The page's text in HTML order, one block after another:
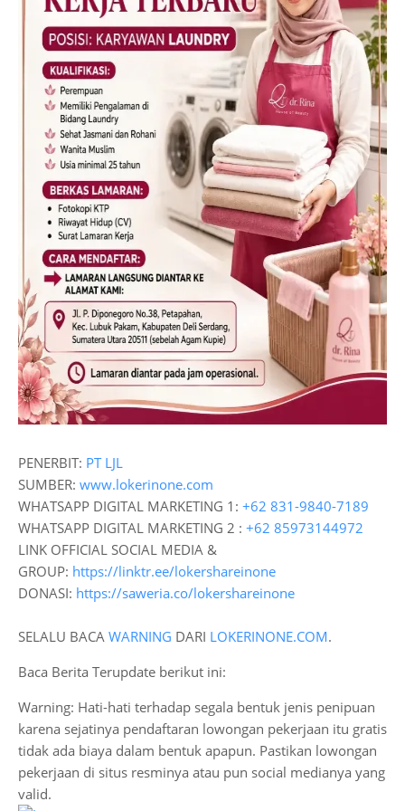
PENERBIT: PT LJL
SUMBER: www.lokerinone.com
WHATSAPP DIGITAL MARKETING 1: +62 831-9840-7189
WHATSAPP DIGITAL MARKETING 2 : +62 85973144972
LINK OFFICIAL SOCIAL MEDIA &
GROUP: https://linktr.ee/lokershareinone
DONASI: https://saweria.co/lokershareinone
SELALU BACA WARNING DARI LOKERINONE.COM.
Baca Berita Terupdate berikut ini:
Warning: Hati-hati terhadap segala bentuk jenis penipuan
karena sejatinya pendaftaran lowongan pekerjaan itu gratis
tidak ada biaya dalam bentuk apapun. Pastikan lowongan
pekerjaan di situs resminya atau pun social medianya yang
valid.